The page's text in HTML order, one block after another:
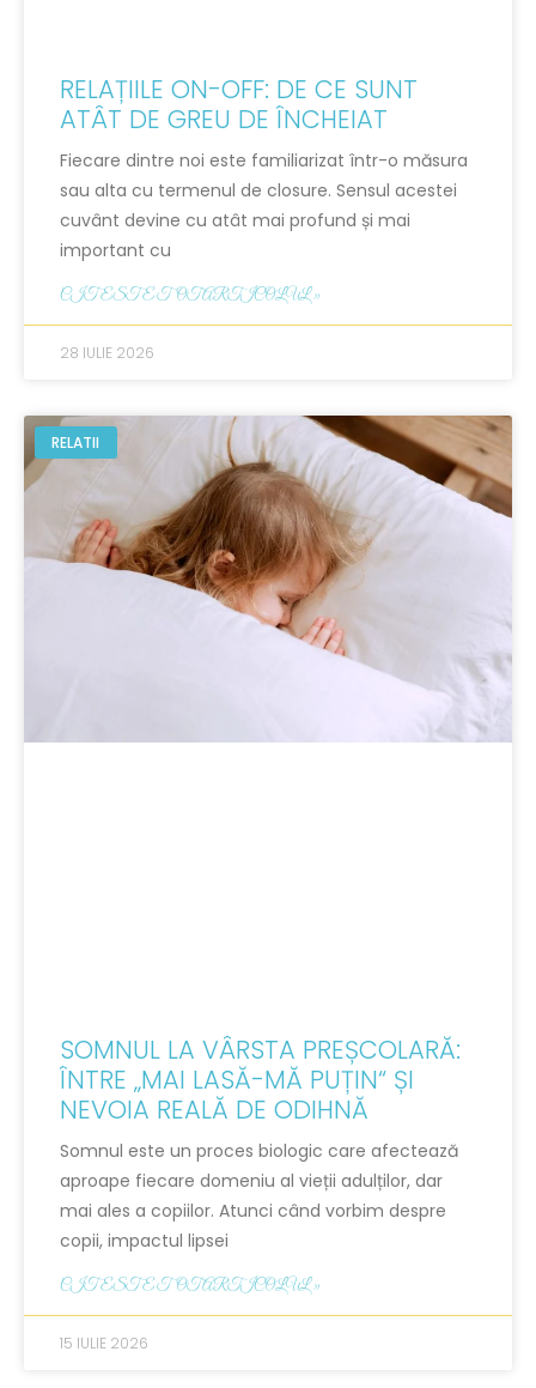
RELAȚIILE ON-OFF: DE CE SUNT
ATÂT DE GREU DE ÎNCHEIAT
Fiecare dintre noi este familiarizat într-o măsura
sau alta cu termenul de closure. Sensul acestei
cuvânt devine cu atât mai profund și mai
important cu
CITESTE TOT ARTICOLUL »
28 IULIE 2026
RELATII
SOMNUL LA VÂRSTA PREȘCOLARĂ:
ÎNTRE „MAI LASĂ-MĂ PUȚIN“ ȘI
NEVOIA REALĂ DE ODIHNĂ
Somnul este un proces biologic care afectează
aproape fiecare domeniu al vieții adulților, dar
mai ales a copiilor. Atunci când vorbim despre
copii, impactul lipsei
CITESTE TOT ARTICOLUL »
15 IULIE 2026